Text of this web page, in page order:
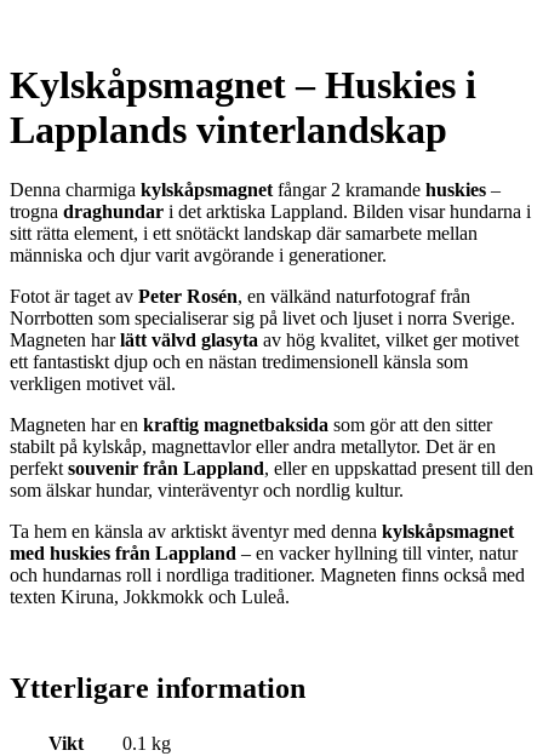
Kylskåpsmagnet – Huskies i
Lapplands vinterlandskap
Denna charmiga kylskåpsmagnet fångar 2 kramande huskies –
trogna draghundar i det arktiska Lappland. Bilden visar hundarna i
sitt rätta element, i ett snötäckt landskap där samarbete mellan
människa och djur varit avgörande i generationer.
Fotot är taget av Peter Rosén, en välkänd naturfotograf från
Norrbotten som specialiserar sig på livet och ljuset i norra Sverige.
Magneten harlätt välvd glasyta av hög kvalitet, vilket ger motivet
ett fantastiskt djup och en nästan tredimensionell känsla som
verkligen motivet väl.
Magneten har en kraftig magnetbaksida som gör att den sitter
stabilt på kylskåp, magnettavlor eller andra metallytor. Det är en
perfekt souvenir från Lappland, eller en uppskattad present till den
som älskar hundar, vinteräventyr och nordlig kultur.
Ta hem en känsla av arktiskt äventyr med denna kylskåpsmagnet
med huskies från Lappland – en vacker hyllning till vinter, natur
och hundarnas roll i nordliga traditioner. Magneten finns också med
texten Kiruna, Jokkmokk och Luleå.
Ytterligare information
Vikt
0.1 kg